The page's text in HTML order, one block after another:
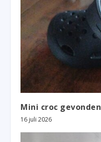
Mini croc gevonden
16 juli 2026